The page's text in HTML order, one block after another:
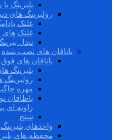
بلبرینگ
رولبرینگ های
غلتک
غلتک های
نیدل
یاتاقان های نصب شده
یاتاقان های فوق
بلبرینگ
رولبرینگ
مهره
یاطاقان
زاویه ای
سنج
واحدهای بلبرینگ
محفظه های